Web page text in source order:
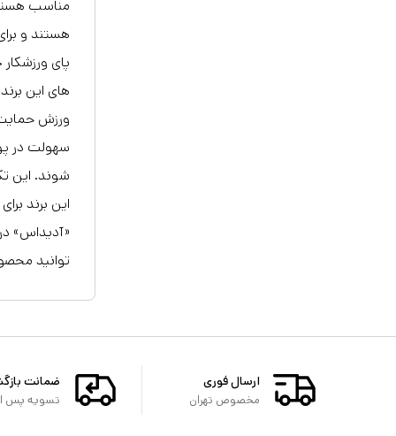
مناسب
هستند و
پای
های این
ورزش
سهولت در
شوند. این
این برند
«آدیداس»
توانید
ارسال فوری
مخصوص تهران
ضمانت
تسویه پس